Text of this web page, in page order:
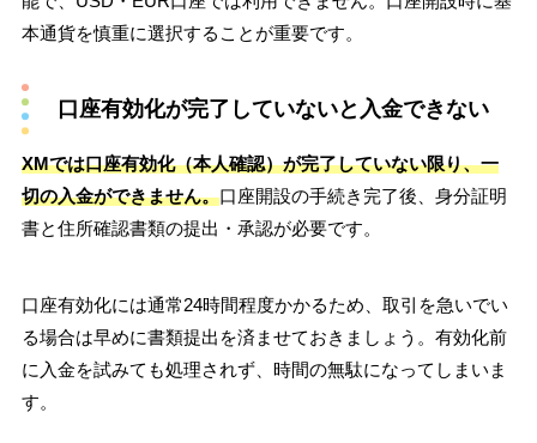
本通貨を慎重に選択することが重要です。
口座有効化が完了していないと入金できない
XMでは口座有効化（本人確認）が完了していない限り、一
切の入金ができません。口座開設の手続き完了後、身分証明
書と住所確認書類の提出・承認が必要です。
口座有効化には通常24時間程度かかるため、取引を急いでい
る場合は早めに書類提出を済ませておきましょう。有効化前
に入金を試みても処理されず、時間の無駄になってしまいま
す。